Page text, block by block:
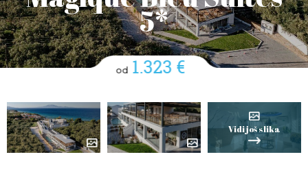
5*
od 1.323 €
Vidi još slika